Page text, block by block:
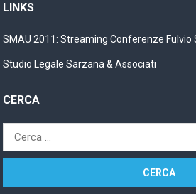
LINKS
SMAU 2011: Streaming Conferenze Fulvio
Studio Legale Sarzana & Associati
CERCA
Ricerca
per: